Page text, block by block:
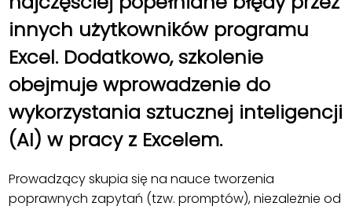
innych użytkowników programu
Excel. Dodatkowo, szkolenie
obejmuje wprowadzenie do
wykorzystania sztucznej inteligencji
(AI) w pracy z Excelem.
Prowadzący skupia się na nauce tworzenia
poprawnych zapytań (tzw. promptów), niezależnie od